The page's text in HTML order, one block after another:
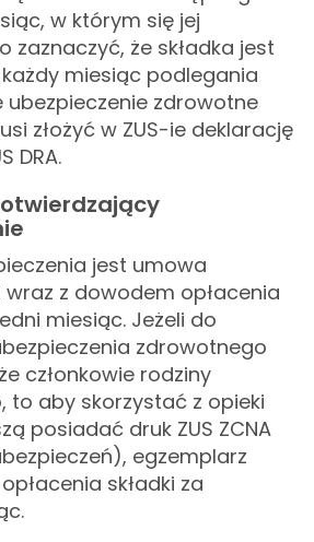
w którym się jej
zaznaczyć, że składka jest
miesiąc podlegania
zdrowotne
złożyć w ZUS-ie deklarację
DRA.
jest umowa
wraz z dowodem opłacenia
miesiąc. Jeżeli do
zdrowotnego
członkowie rodziny
to aby skorzystać z opieki
posiadać druk ZUS ZCNA
egzemplarz
składki za